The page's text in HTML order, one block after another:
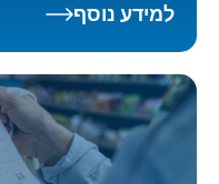
למידע נוסף